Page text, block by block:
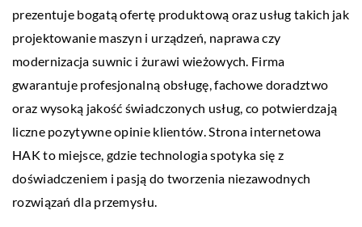
prezentuje bogatą ofertę produktową oraz usług takich jak
projektowanie maszyn i urządzeń, naprawa czy
modernizacja suwnic i żurawi wieżowych. Firma
gwarantuje profesjonalną obsługę, fachowe doradztwo
oraz wysoką jakość świadczonych usług, co potwierdzają
liczne pozytywne opinie klientów. Strona internetowa
HAK to miejsce, gdzie technologia spotyka się z
doświadczeniem i pasją do tworzenia niezawodnych
rozwiązań dla przemysłu.